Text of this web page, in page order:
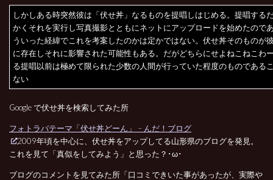
しかしある時突然彼は「伏せ丼」なるものを提唱しはじめる。提唱する
かくそれを実行し写真撮影とともにネットにアップロードを始めたので
ういった経緯でこれを考案したのかは定かではない。伏せ丼そのものが
に存在しそれに影響された可能性もある。だがどちらにせよねこねこわ
る提唱以前は極めて限られた少数の人間が行っていた程度のものである
ない
Google で伏せ丼を検索してみた所
フォトラバテーマ「伏せ丼どーん」 – んだ！ブログ
2009年頃を中心に、伏せ丼をアップしてる山形県のブログを発見。
これを見て「真似をしてみよう」と思った？･ω･
ブログのコメントを見てみた所「口コミできいた事があったが、実際や